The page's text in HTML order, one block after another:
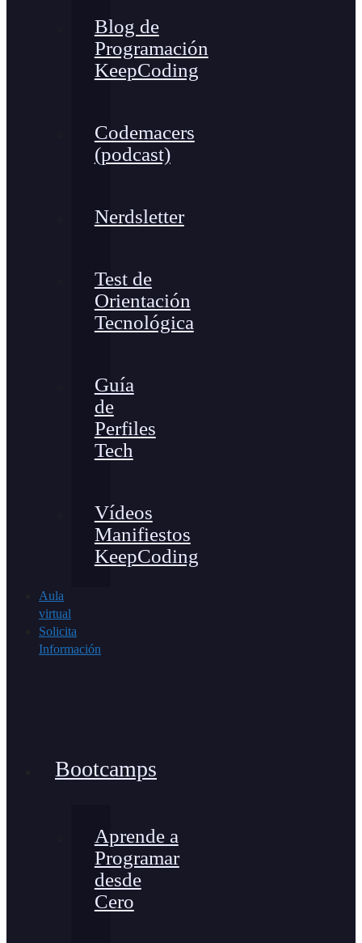
Blog de
Programación
KeepCoding
Codemacers
(podcast)
Nerdsletter
Test de
Orientación
Tecnológica
Guía
de
Perfiles
Tech
Vídeos
Manifiestos
KeepCoding
Aula
virtual
Solicita
Información
Bootcamps
Aprende a
Programar
desde
Cero